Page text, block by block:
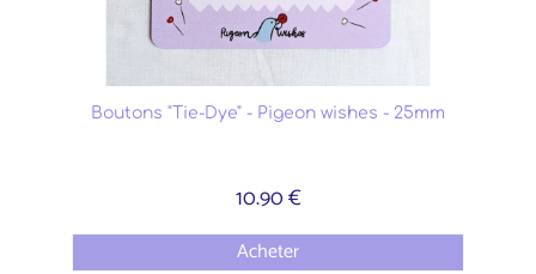
Boutons "Tie-Dye" - Pigeon wishes - 25mm
10.90 €
Acheter